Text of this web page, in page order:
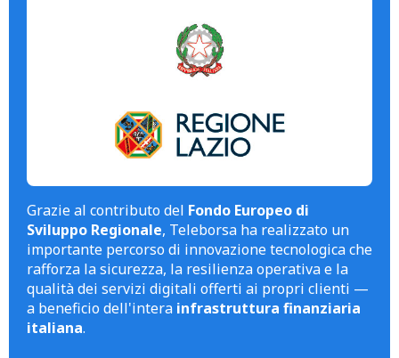
Grazie al contributo del Fondo Europeo di
Sviluppo Regionale, Teleborsa ha realizzato un
importante percorso di innovazione tecnologica che
rafforza la sicurezza, la resilienza operativa e la
qualità dei servizi digitali offerti ai propri clienti —
a beneficio dell'intera infrastruttura finanziaria
italiana.